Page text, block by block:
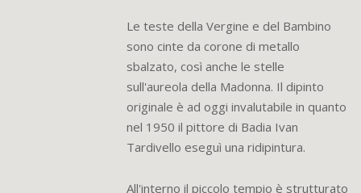
Le teste della Vergine e del Bambino
sono cinte da corone di metallo
sbalzato, così anche le stelle
sull'aureola della Madonna. Il dipinto
originale è ad oggi invalutabile in quanto
nel 1950 il pittore di Badia Ivan
Tardivello eseguì una ridipintura.
All'interno il piccolo tempio è strutturato